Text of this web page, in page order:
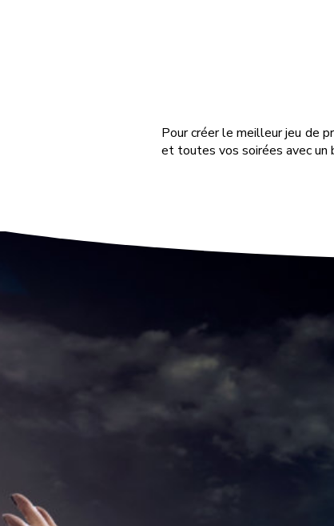
Pour créer le meilleur jeu de
et toutes vos soirées avec un